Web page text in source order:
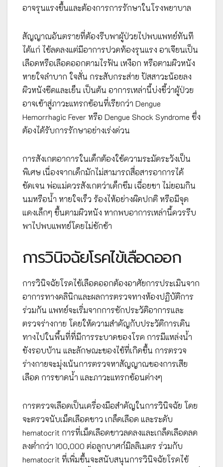
อาจรุนแรงขึ้นและต้องการการรักษาในโรงพยาบาล
สัญญาณอันตรายที่ต้องรีบพาผู้ป่วยไปพบแพทย์ทันที
ได้แก่ ไข้ลดลงแต่มีอาการปวดท้องรุนแรง อาเจียนเป็น
เลือดหรือเลือดออกตามไรฟัน เหงือก หรือตามผิวหนัง
หายใจลำบาก ใจสั่น กระสับกระส่าย ปัสสาวะน้อยลง
ผิวหนังซีดและเย็น เป็นต้น อาการเหล่านี้บ่งชี้ว่าผู้ป่วย
อาจเข้าสู่ภาวะแทรกซ้อนที่เรียกว่า Dengue
Hemorrhagic Fever หรือ Dengue Shock Syndrome ซึ่ง
ต้องได้รับการรักษาอย่างเร่งด่วน
การสังเกตอาการในเด็กต้องใช้ความระมัดระวังเป็น
พิเศษ เนื่องจากเด็กมักไม่สามารถสื่อสารอาการได้
ชัดเจน พ่อแม่ควรสังเกตว่าเด็กซึม เฉื่อยชา ไม่ยอมกิน
นมหรือน้ำ หายใจเร็ว ร้องไห้อย่างผิดปกติ หรือมีจุด
แดงเล็กๆ ขึ้นตามผิวหนัง หากพบอาการเหล่านี้ควรรีบ
พาไปพบแพทย์โดยไม่ชักช้า
การวินิจฉัยโรคไข้เลือดออก
การวินิจฉัยโรคไข้เลือดออกต้องอาศัยการประเมินจาก
อาการทางคลินิกและผลการตรวจทางห้องปฏิบัติการ
ร่วมกัน แพทย์จะเริ่มจากการซักประวัติอาการและ
ตรวจร่างกาย โดยให้ความสำคัญกับประวัติการเดิน
ทางไปในพื้นที่ที่มีการระบาดของโรค การมีแหล่งน้ำ
ขังรอบบ้าน และลักษณะของไข้ที่เกิดขึ้น การตรวจ
ร่างกายจะมุ่งเน้นการตรวจหาสัญญาณของการเสีย
เลือด การขาดน้ำ และภาวะแทรกซ้อนต่างๆ
การตรวจเลือดเป็นเครื่องมือสำคัญในการวินิจฉัย โดย
จะตรวจนับเม็ดเลือดขาว เกล็ดเลือด และระดับ
hematocrit การที่เม็ดเลือดขาวลดลงและเกล็ดเลือดลด
ลงต่ำกว่า 100,000 ต่อลูกบาศก์มิลลิเมตร ร่วมกับ
hematocrit ที่เพิ่มขึ้นจะสนับสนุนการวินิจฉัยโรคไข้